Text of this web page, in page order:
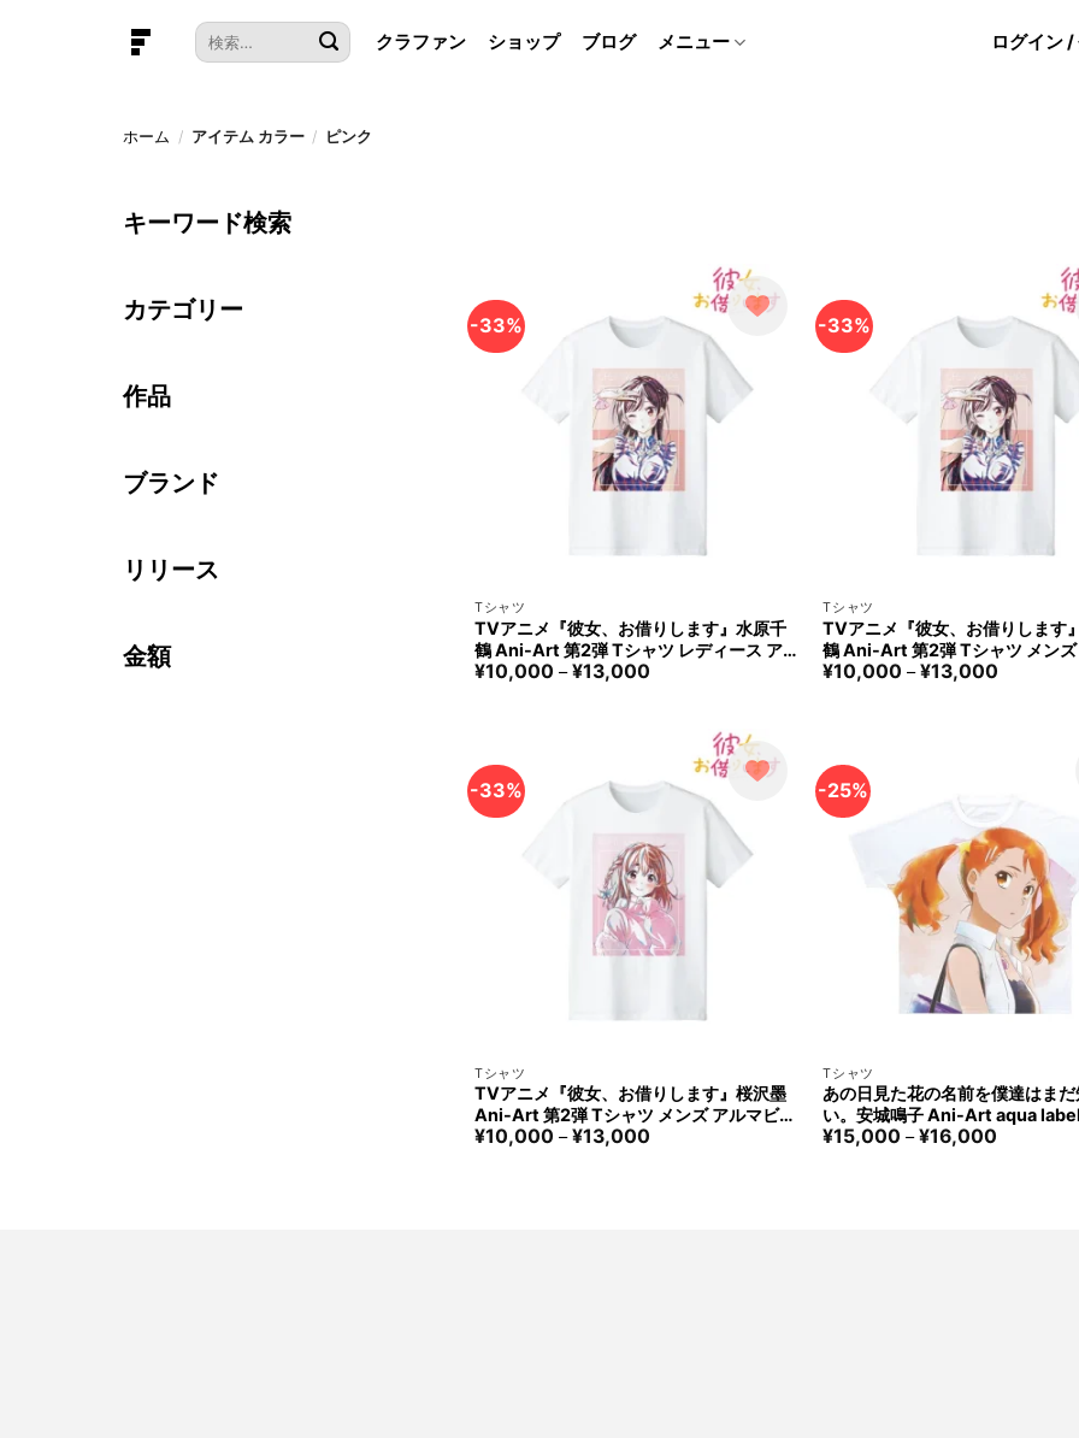
検
索
クラファン ショップ ブログ メニュー ログイン /
ホーム / アイテム カラー / ピンク
キーワード検索
カテゴリー
作品
ブランド
リリース
金額
-33%
Tシャツ
TVアニメ『彼女、お借りします』水原千
鶴 Ani-Art 第2弾 Tシャツ レディース ア
ルマビアンカ Rent-A-Girlfriend Chizur
¥10,000 – ¥13,000
¥13,000
-33%
Tシャツ
TVアニメ『彼女、お借りします
鶴 Ani-Art 第2弾 Tシャツ メンズ
ビアンカ Rent-A-Girlfriend
¥10,000 – ¥13,000
-33%
Tシャツ
TVアニメ『彼女、お借りします』桜沢墨
Ani-Art 第2弾 Tシャツ メンズ アルマビア
ンカ Rent-A-Girlfriend Sumi Sakurasa
¥10,000 – ¥13,000
-25%
Tシャツ
あの日見た花の名前を僕達はま
い。安城鳴子 Ani-Art aqua label
ラフィックTシャツ ユニセックス
¥15,000 – ¥16,000